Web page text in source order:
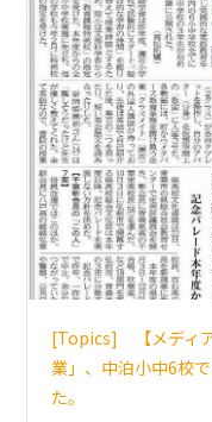
[Topics] 【メディ
業」、中泊小中6校
た。